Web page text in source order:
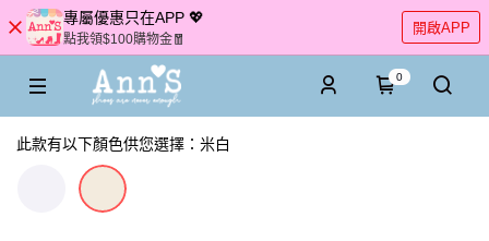
專屬優惠只在APP 💖
點我領$100購物金🧧
開啟APP
0
此款有以下顏色供您選擇：米白